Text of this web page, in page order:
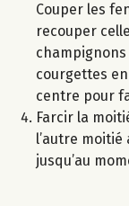
Couper les
recouper
courgettes
centre pour
Farcir la
l’autre
jusqu’au